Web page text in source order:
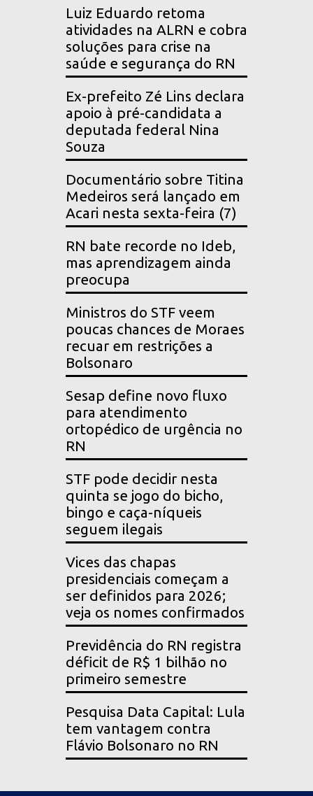
Luiz Eduardo retoma
atividades na ALRN e cobra
soluções para crise na
saúde e segurança do RN
Ex-prefeito Zé Lins declara
apoio à pré-candidata a
deputada federal Nina
Souza
Documentário sobre Titina
Medeiros será lançado em
Acari nesta sexta-feira (7)
RN bate recorde no Ideb,
mas aprendizagem ainda
preocupa
Ministros do STF veem
poucas chances de Moraes
recuar em restrições a
Bolsonaro
Sesap define novo fluxo
para atendimento
ortopédico de urgência no
RN
STF pode decidir nesta
quinta se jogo do bicho,
bingo e caça-níqueis
seguem ilegais
Vices das chapas
presidenciais começam a
ser definidos para 2026;
veja os nomes confirmados
Previdência do RN registra
déficit de R$ 1 bilhão no
primeiro semestre
Pesquisa Data Capital: Lula
tem vantagem contra
Flávio Bolsonaro no RN